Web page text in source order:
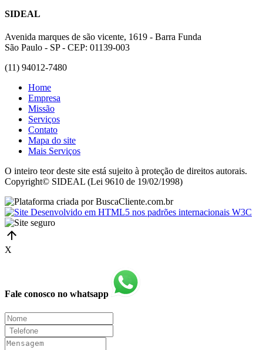
SIDEAL
Avenida marques de são vicente, 1619 - Barra Funda
São Paulo - SP - CEP: 01139-003
(11) 94012-7480
Home
Empresa
Missão
Serviços
Contato
Mapa do site
Mais Serviços
O inteiro teor deste site está sujeito à proteção de direitos autorais.
Copyright© SIDEAL (Lei 9610 de 19/02/1998)
X
Fale conosco no whatsapp